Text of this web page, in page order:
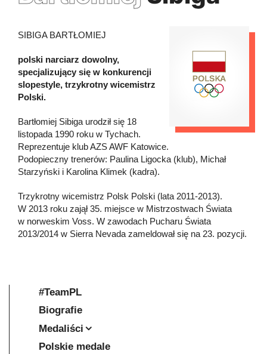
SIBIGA BARTŁOMIEJ
polski narciarz dowolny,
specjalizujący się w konkurencji
slopestyle, trzykrotny wicemistrz
Polski.
Bartłomiej Sibiga urodził się 18
listopada 1990 roku w Tychach.
Reprezentuje klub AZS AWF Katowice.
Podopieczny trenerów: Paulina Ligocka (klub), Michał
Starzyński i Karolina Klimek (kadra).
Trzykrotny wicemistrz Polsk Polski (lata 2011-2013).
W 2013 roku zajął 35. miejsce w Mistrzostwach Świata
w norweskim Voss. W zawodach Pucharu Świata
2013/2014 w Sierra Nevada zameldował się na 23. pozycji.
#TeamPL
Biografie
Medaliści
Polskie medale